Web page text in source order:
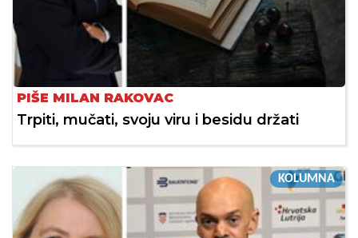
PIŠE MILAN RAKOVAC
Trpiti, mučati, svoju viru i besidu držati
KOLUMNA